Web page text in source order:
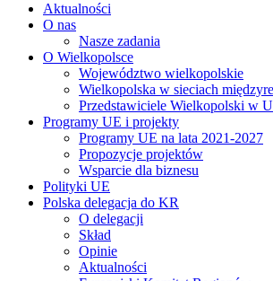
Aktualności
O nas
Nasze zadania
O Wielkopolsce
Województwo wielkopolskie
Wielkopolska w sieciach
Przedstawiciele Wielkopolski w
Programy UE i projekty
Programy UE na lata 2021-2027
Propozycje projektów
Wsparcie dla biznesu
Polityki UE
Polska delegacja do KR
O delegacji
Skład
Opinie
Aktualności